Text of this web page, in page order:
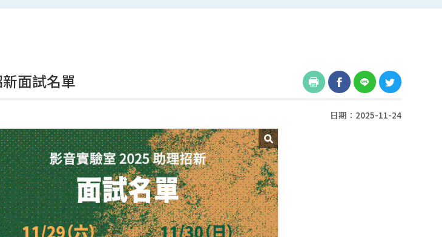
面試名單
日期：2025-11-24